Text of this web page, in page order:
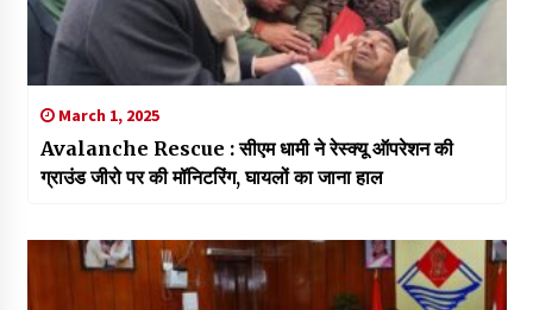
March 1, 2025
Avalanche Rescue : सीएम धामी ने रेस्क्यू ऑपरेशन की
ग्राउंड जीरो पर की मॉनिटरिंग, घायलों का जाना हाल